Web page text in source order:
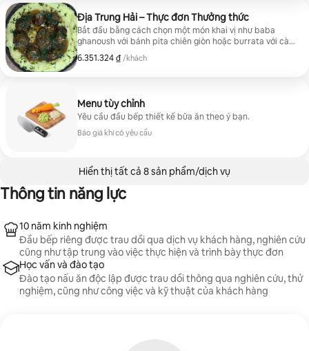
như cốc tiramisu, cannoli, bánh phô mai mascarpone
dạng tách lớp hoặc bánh sô-cô-la nóng chảy. Mỗi gói
dùng cho 2 người.
Địa Trung Hải – Thực đơn Thưởng thức
Bắt đầu bằng cách chọn một món khai vị như baba
ghanoush với bánh pita chiên giòn hoặc burrata với cà
chua heirloom. Tiếp theo là món khai vị tươi mát như
salad dâu tây hoặc bí ngòi xào. Đối với món chính, hãy
baklava hạt dẻ cười, bánh sô-cô-la nóng chảy, cannoli
hoặc bánh phô mai mascarpone dạng tách lớp. Mỗi gói
dùng cho 2 người.
6.351.324 ₫ /khách
6.351.324 ₫, mỗi khách
Menu tùy chỉnh
Yêu cầu đầu bếp thiết kế bữa ăn theo ý bạn.
Báo giá khi có yêu cầu
Hiển thị tất cả 8 sản phẩm/dịch vụ
Thông tin năng lực
10 năm kinh nghiệm
Đầu bếp riêng được trau dồi qua dịch vụ khách hàng, nghiên cứu
cũng như tập trung vào việc thực hiện và trình bày thực đơn
Học vấn và đào tạo
Đào tạo nấu ăn độc lập được trau dồi thông qua nghiên cứu, thử
nghiệm, cũng như công việc và kỹ thuật của khách hàng